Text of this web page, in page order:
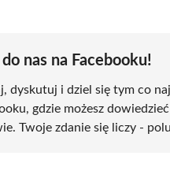
do nas na Facebooku!
dyskutuj i dziel się tym co
gdzie możesz
Twoje zdanie się liczy -